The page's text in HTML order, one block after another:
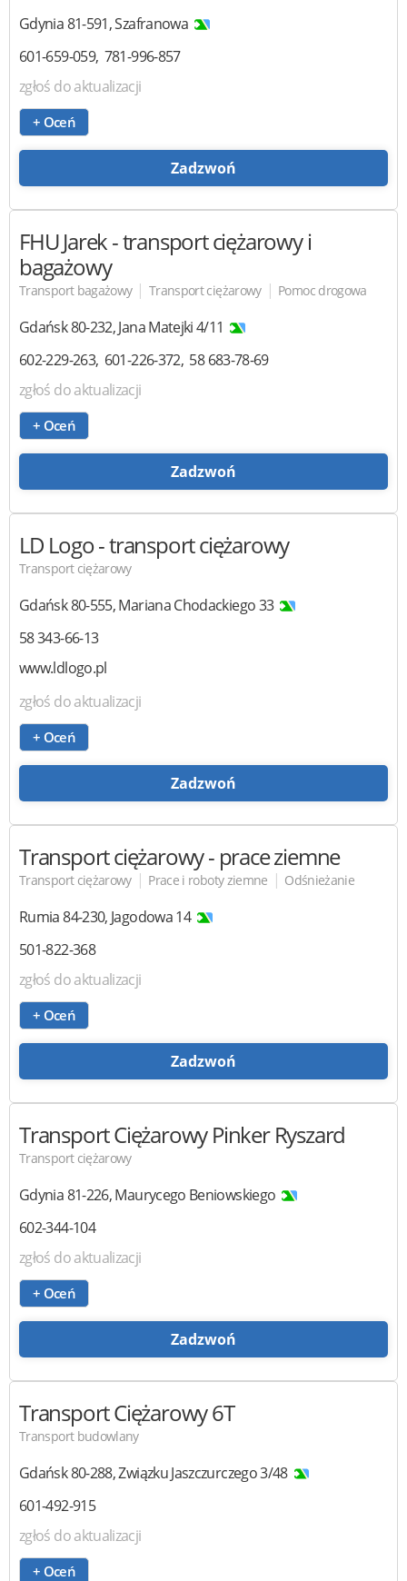
Gdynia81-591,Szafranowa
601-659-059 781-996-857
zgłoś do aktualizacji
+ Oceń
Zadzwoń
FHU Jarek- transport ciężarowy i
bagażowy
Transport bagażowy | Transport ciężarowy | Pomoc drogowa
Gdańsk80-232,Jana Matejki 4/11
602-229-263 601-226-372 58 683-78-69
zgłoś do aktualizacji
+ Oceń
Zadzwoń
LD Logo- transport ciężarowy
Transport ciężarowy
Gdańsk80-555,Mariana Chodackiego 33
58 343-66-13
www.ldlogo.pl
zgłoś do aktualizacji
+ Oceń
Zadzwoń
Transport ciężarowy- prace ziemne
Transport ciężarowy | Prace i roboty ziemne | Odśnieżanie
Rumia84-230, Jagodowa 14
501-822-368
zgłoś do aktualizacji
+ Oceń
Zadzwoń
Transport Ciężarowy Pinker Ryszard
Transport ciężarowy
Gdynia81-226,Maurycego Beniowskiego
602-344-104
zgłoś do aktualizacji
+ Oceń
Zadzwoń
Transport Ciężarowy 6T
Transport budowlany
Gdańsk80-288,Związku Jaszczurczego 3/48
601-492-915
zgłoś do aktualizacji
+ Oceń